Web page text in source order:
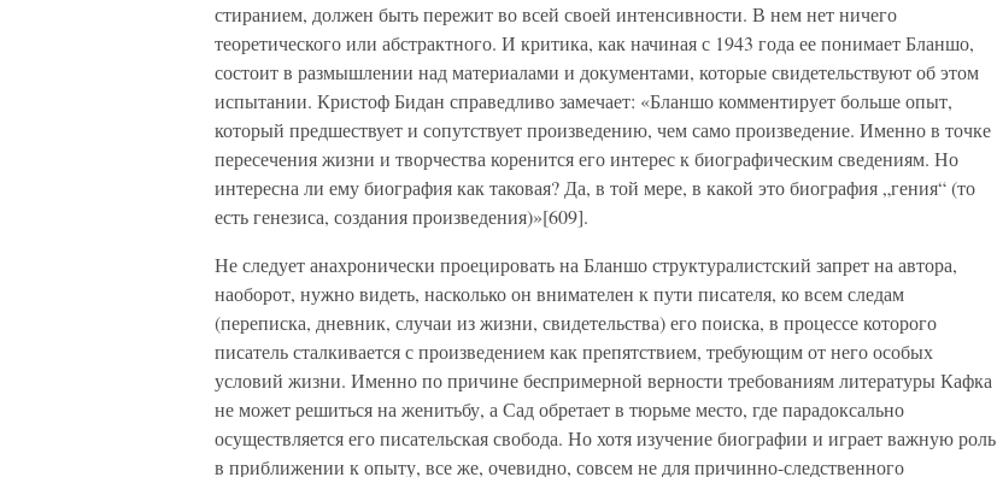
стиранием, должен быть пережит во всей своей интенсивности. В нем нет ничего
теоретического или абстрактного. И критика, как начиная с 1943 года ее понимает Бланшо,
состоит в размышлении над материалами и документами, которые свидетельствуют об этом
испытании. Кристоф Бидан справедливо замечает: «Бланшо комментирует больше опыт,
который предшествует и сопутствует произведению, чем само произведение. Именно в точке
пересечения жизни и творчества коренится его интерес к биографическим сведениям. Но
интересна ли ему биография как таковая? Да, в той мере, в какой это биография „гения“ (то
есть генезиса, создания произведения)»[609].
Не следует анахронически проецировать на Бланшо структуралистский запрет на автора,
наоборот, нужно видеть, насколько он внимателен к пути писателя, ко всем следам
(переписка, дневник, случаи из жизни, свидетельства) его поиска, в процессе которого
писатель сталкивается с произведением как препятствием, требующим от него особых
условий жизни. Именно по причине беспримерной верности требованиям литературы Кафка
не может решиться на женитьбу, а Сад обретает в тюрьме место, где парадоксально
осуществляется его писательская свобода. Но хотя изучение биографии и играет важную роль
в приближении к опыту, все же, очевидно, совсем не для причинно-следственного